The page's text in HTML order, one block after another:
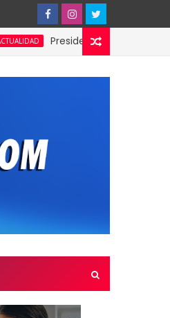
Presidente de Honduras